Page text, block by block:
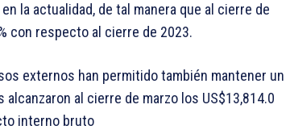
la actualidad, de tal manera que al cierre de
con respecto al cierre de 2023.
externos han permitido también mantener un
al cierre de marzo los US$13,814.0
interno bruto